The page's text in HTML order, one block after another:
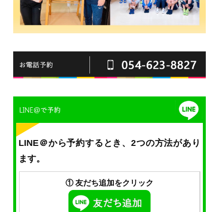
LINE＠から予約するとき、2つの方法があり
ます。
① 友だち追加をクリック